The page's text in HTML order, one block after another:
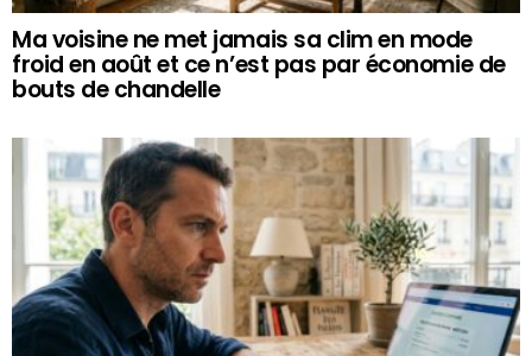
Ma voisine ne met jamais sa clim en mode
froid en août et ce n’est pas par économie de
bouts de chandelle